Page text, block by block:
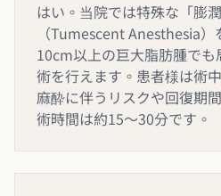
はい。当院では特殊な「膨潤
（Tumescent Anesthesia）
10cm以上の巨大脂肪腫で
術を行えます。患者様は術
麻酔に伴うリスクや回復期
術時間は約15〜30分です。